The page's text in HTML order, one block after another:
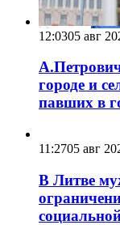
12:0305 авг
городе и
павших в
11:2705 авг
В Литве